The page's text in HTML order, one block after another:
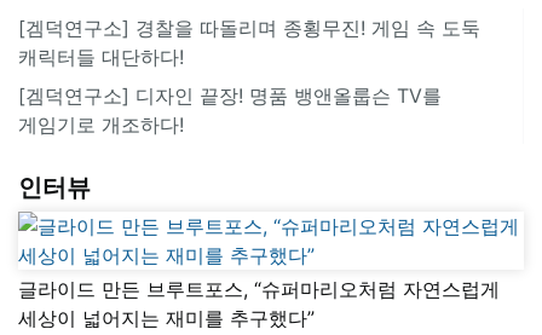
[겜덕연구소] 경찰을 따돌리며 종횡무진! 게임 속 도둑
캐릭터들 대단하다!
[겜덕연구소] 디자인 끝장! 명품 뱅앤올룹슨 TV를
게임기로 개조하다!
인터뷰
글라이드 만든 브루트포스, “슈퍼마리오처럼 자연스럽게
세상이 넓어지는 재미를 추구했다”